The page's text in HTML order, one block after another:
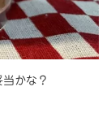
かな？